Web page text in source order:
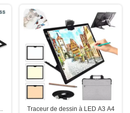
Traceur de dessin à LED A3 A4